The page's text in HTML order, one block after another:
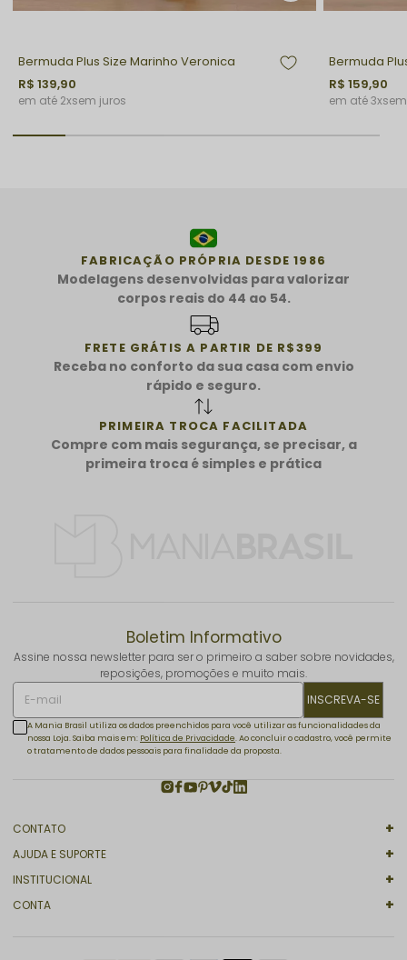
Bermuda Plus Size Marinho Veronica
R$ 139,90
2xsem juros
Bermuda
R$ 159,90
3x
FABRICAÇÃO PRÓPRIA DESDE 1986
Modelagens desenvolvidas para valorizar
corpos reais do 44 ao 54.
FRETE GRÁTIS A PARTIR DE R$399
Receba no conforto da sua casa com envio
rápido e seguro.
PRIMEIRA TROCA FACILITADA
Compre com mais segurança, se precisar, a
primeira troca é simples e prática
CONTATO
AJUDA E SUPORTE
INSTITUCIONAL
CONTA
Boletim Informativo
Assine nossa newsletter para ser o primeiro a saber sobre novidades,
reposições, promoções e muito mais.
INSCREVA-SE
A Mania Brasil utiliza os dados preenchidos para você utilizar as funcionalidades da
nossa Loja. Saiba mais em: Política de Privacidade. Ao concluir o cadastro, você permite
o tratamento de dados pessoais para finalidade da proposta.